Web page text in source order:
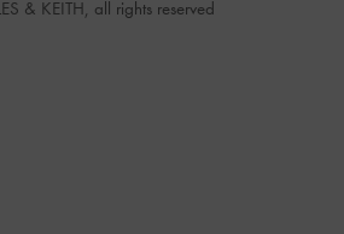
& KEITH, all rights reserved